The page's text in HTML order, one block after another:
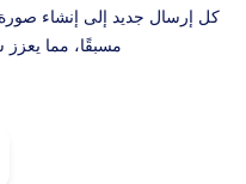
كل إرسال جديد إلى إنشاء صورة
مسبقًا، مما